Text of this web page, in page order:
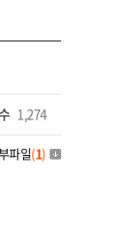
1,274
파일(1)